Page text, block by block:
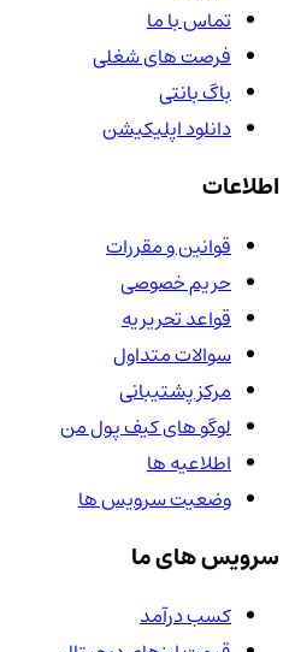
تماس با ما
فرصت های شغلی
باگ بانتی
دانلود اپلیکیشن
اطلاعات
قوانین و مقررات
حریم خصوصی
قواعد تحریریه
سوالات متداول
مرکز پشتیبانی
لوگو های کیف پول من
اطلاعیه ها
وضعیت سرویس ها
سرویس های ما
کسب درآمد